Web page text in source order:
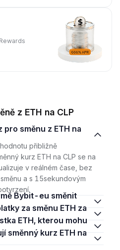
z ETH na CLP
přibližně
kurz ETH na CLP se na
v reálném čase, bez
a s 15sekundovým